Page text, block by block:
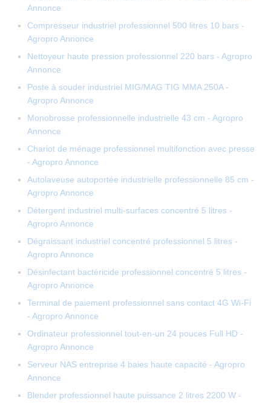
Annonce
Compresseur industriel professionnel 500 litres 10 bars -
Agropro Annonce
Nettoyeur haute pression professionnel 220 bars - Agropro
Annonce
Poste à souder industriel MIG/MAG TIG MMA 250A -
Agropro Annonce
Monobrosse professionnelle industrielle 43 cm - Agropro
Annonce
Chariot de ménage professionnel multifonction avec presse
- Agropro Annonce
Autolaveuse autoportée industrielle professionnelle 85 cm -
Agropro Annonce
Détergent industriel multi-surfaces concentré 5 litres -
Agropro Annonce
Dégraissant industriel concentré professionnel 5 litres -
Agropro Annonce
Désinfectant bactéricide professionnel concentré 5 litres -
Agropro Annonce
Terminal de paiement professionnel sans contact 4G Wi-Fi
- Agropro Annonce
Ordinateur professionnel tout-en-un 24 pouces Full HD -
Agropro Annonce
Serveur NAS entreprise 4 baies haute capacité - Agropro
Annonce
Blender professionnel haute puissance 2 litres 2200 W -